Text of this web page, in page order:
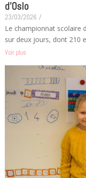
d’Oslo
23/03/2026 /
Le championnat scolaire
sur deux jours, dont 210
Voir plus